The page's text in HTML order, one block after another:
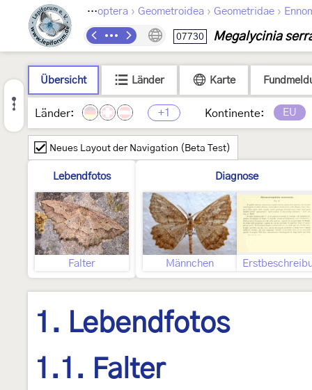
Lepidoptera › Geometroidea › Geometridae ›
07730 Megalycinia
Übersicht Länder Karte
Länder: +1 Kontinente: EU
Neues Layout der Navigation (Beta Test)
Lebendfotos
Falter
Diagnose
Männchen
1. Lebendfotos
1.1. Falter